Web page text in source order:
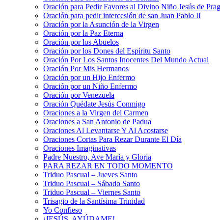
Oración para Pedir Favores al Divino Niño Jesús de
Oración para pedir intercesión de san Juan Pablo II
Oración por la Asunción de la Virgen
Oración por la Paz Eterna
Oración por los Abuelos
Oración por los Dones del Espíritu Santo
Oración Por Los Santos Inocentes Del Mundo Actual
Oración Por Mis Hermanos
Oración por un Hijo Enfermo
Oración por un Niño Enfermo
Oración por Venezuela
Oración Quédate Jesús Conmigo
Oraciones a la Virgen del Carmen
Oraciones a San Antonio de Padua
Oraciones Al Levantarse Y Al Acostarse
Oraciones Cortas Para Rezar Durante El Día
Oraciones Imaginativas
Padre Nuestro, Ave María y Gloria
PARA REZAR EN TODO MOMENTO
Triduo Pascual – Jueves Santo
Triduo Pascual – Sábado Santo
Triduo Pascual – Viernes Santo
Trisagio de la Santísima Trinidad
Yo Confieso